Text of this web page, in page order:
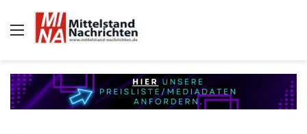
Auswahl